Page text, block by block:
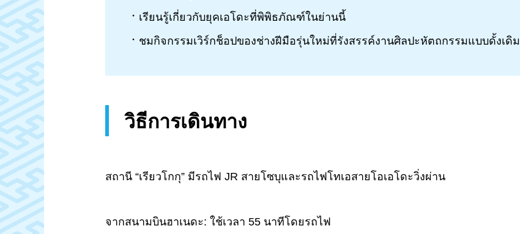
เรียนรู้เกี่ยวกับยุคเอโดะที่พิพิธภัณฑ์ในย่านนี้
ชมกิจกรรมเวิร์กช็อปของช่างฝีมือรุ่นใหม่ที่รังสรรค์งานศิลปะหัตถกรรมแบบดั้งเดิม
วิธีการเดินทาง
สถานี “เรียวโกกุ” มีรถไฟ JR สายโซบุและรถไฟโทเอสายโอเอโดะวิ่งผ่าน
จากสนามบินฮาเนดะ: ใช้เวลา 55 นาทีโดยรถไฟ